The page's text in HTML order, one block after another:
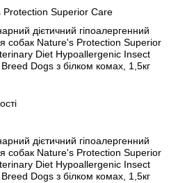
Protection Superior Care
дієтичний гіпоалергенний
собак Nature's Protection Superior
Diet Hypoallergenic Insect
Dogs з білком комах, 1,5кг
дієтичний гіпоалергенний
собак Nature's Protection Superior
Diet Hypoallergenic Insect
Dogs з білком комах, 1,5кг